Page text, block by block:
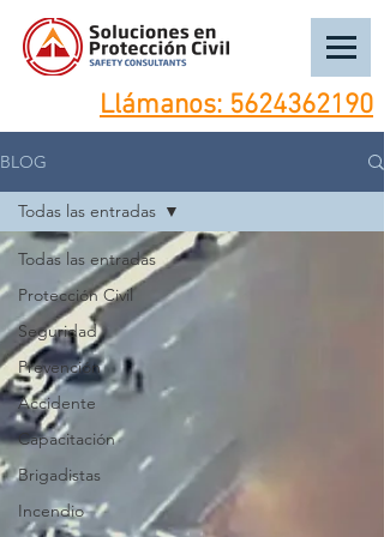
Llámanos: 5624362190
BLOG
Todas las entradas
Protección Civil
Seguridad
Prevención
Accidente
Capacitación
Brigadistas
Incendio
Todas las entradas